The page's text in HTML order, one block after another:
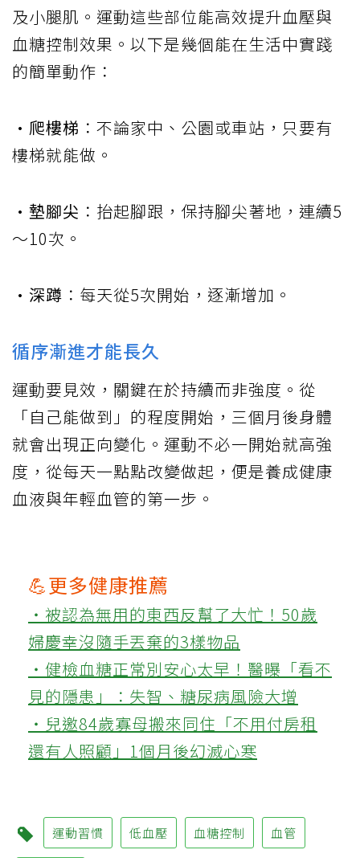
及小腿肌。運動這些部位能高效提升血壓與
血糖控制效果。以下是幾個能在生活中實踐
的簡單動作：
•爬樓梯 ：不論家中、公園或車站，只要有
樓梯就能做。
•墊腳尖 ：抬起腳跟，保持腳尖著地，連續5
〜10次。
•深蹲 ：每天從5次開始，逐漸增加。
循序漸進才能長久
運動要見效，關鍵在於持續而非強度。從
「自己能做到」的程度開始，三個月後身體
就會出現正向變化。運動不必一開始就高強
度，從每天一點點改變做起，便是養成健康
血液與年輕血管的第一步。
💪更多健康推薦
‧被認為無用的東西反幫了大忙！50歲
婦慶幸沒隨手丟棄的3樣物品
‧健檢血糖正常別安心太早！醫曝「看不
見的隱患」：失智、糖尿病風險大增
‧兒邀84歲寡母搬來同住「不用付房租
還有人照顧」1個月後幻滅心寒
運動習慣 低血壓 血糖控制 血管